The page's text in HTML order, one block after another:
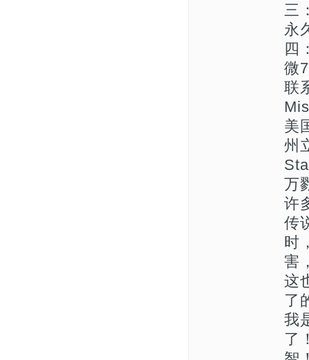
三
永
四
微
联
美
州
万
许
传
时
害
这
了
我
了